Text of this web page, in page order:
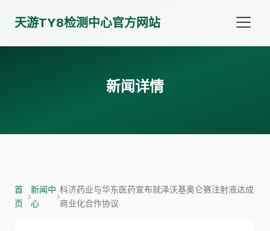
天游TY8检测中心官方网站
新闻详情
首
页
›
新闻中
心
›
科济药业与华东医药宣布就泽沃基奥仑赛注射液达成
商业化合作协议